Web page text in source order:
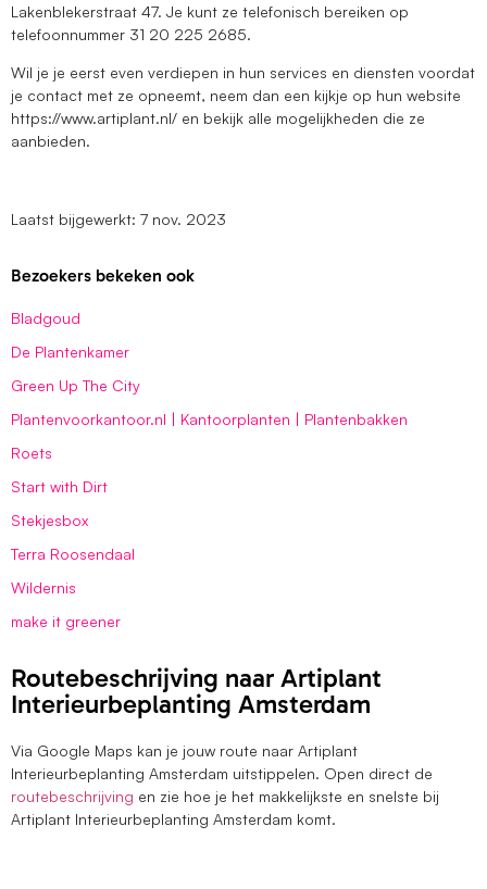
Lakenblekerstraat 47. Je kunt ze telefonisch bereiken op
telefoonnummer 31 20 225 2685.
Wil je je eerst even verdiepen in hun services en diensten voordat
je contact met ze opneemt, neem dan een kijkje op hun website
https://www.artiplant.nl/ en bekijk alle mogelijkheden die ze
aanbieden.
Laatst bijgewerkt: 7 nov. 2023
Bezoekers bekeken ook
Bladgoud
De Plantenkamer
Green Up The City
Plantenvoorkantoor.nl | Kantoorplanten | Plantenbakken
Roets
Start with Dirt
Stekjesbox
Terra Roosendaal
Wildernis
make it greener
Routebeschrijving naar Artiplant
Interieurbeplanting Amsterdam
Via Google Maps kan je jouw route naar Artiplant
Interieurbeplanting Amsterdam uitstippelen. Open direct de
routebeschrijving en zie hoe je het makkelijkste en snelste bij
Artiplant Interieurbeplanting Amsterdam komt.